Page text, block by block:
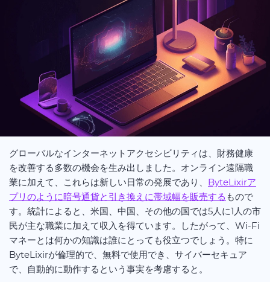
グローバルなインターネットアクセシビリティは、財務健康
を改善する多数の機会を生み出しました。オンライン遠隔職
業に加えて、これらは新しい日常の発展であり、 ByteLixirア
プリのように暗号通貨と引き換えに帯域幅を販売する もので
す。統計によると、米国、中国、その他の国では5人に1人の市
民が主な職業に加えて収入を得ています。したがって、Wi-Fi
マネーとは何かの知識は誰にとっても役立つでしょう。特に
ByteLixirが倫理的で、無料で使用でき、サイバーセキュア
で、自動的に動作するという事実を考慮すると。